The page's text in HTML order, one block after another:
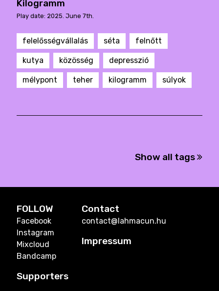
Kilogramm
Play date: 2025. June 7th.
felelősségvállalás séta felnőtt
kutya közösség depresszió
mélypont teher kilogramm súlyok
Show all tags
FOLLOW
Facebook
Instagram
Mixcloud
Bandcamp
Contact
contact@lahmacun.hu
Impressum
Supporters